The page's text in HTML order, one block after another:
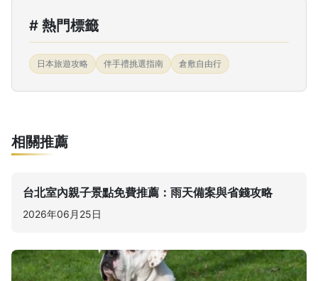
# 熱門標籤
日本旅遊攻略 伴手禮挑選指南 倉敷自由行
相關推薦
台北室內親子景點免費推薦：雨天備案與省錢攻略
2026年06月25日